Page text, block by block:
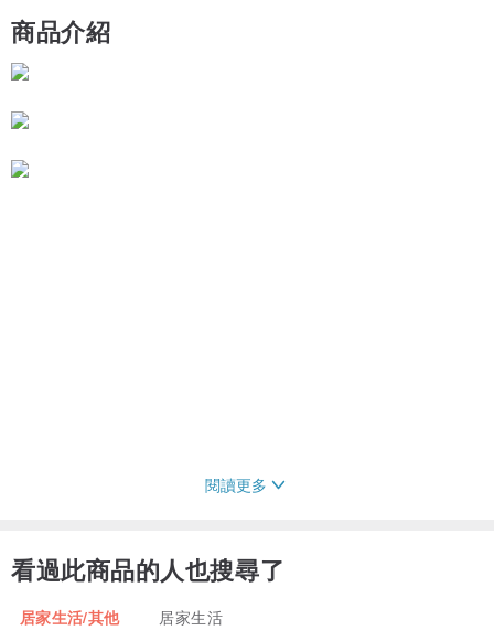
商品介紹
閱讀更多
看過此商品的人也搜尋了
居家生活/其他 居家生活